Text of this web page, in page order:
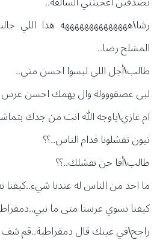
رشا\ههههههههههههههه هذا
المشلح رضا..
طالب\أجل اللي لبسوا احسن مني..
لبى عصقووولة وال يهمك احسن عرس
ام غازي\ياوجه الله انت من جدك
تبون تفشلونا قدام الناس..؟؟
طالب\أفا حن نفشلك..؟؟
ما احد من الناس له عندنا شيء..كيفنا
كيفنا نسوي عرسنا متى ما
راجح\في عينك قال دمقراطية..قم شف